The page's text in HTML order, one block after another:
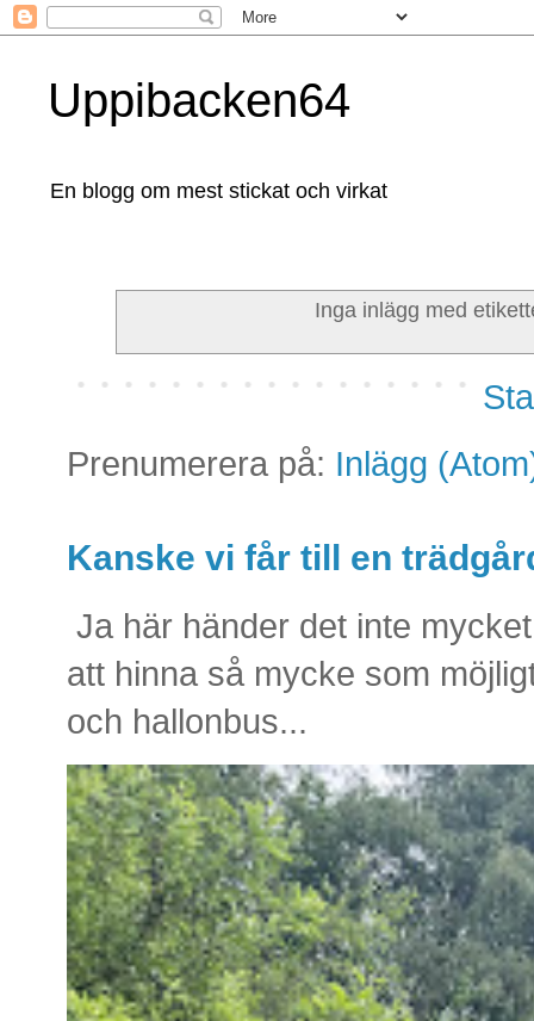
Uppibacken64
En blogg om mest stickat och virkat
Inga inlägg med
Prenumerera på: Inlägg
Kanske vi får till en
Ja här händer det inte
att hinna så mycke som
och hallonbus...